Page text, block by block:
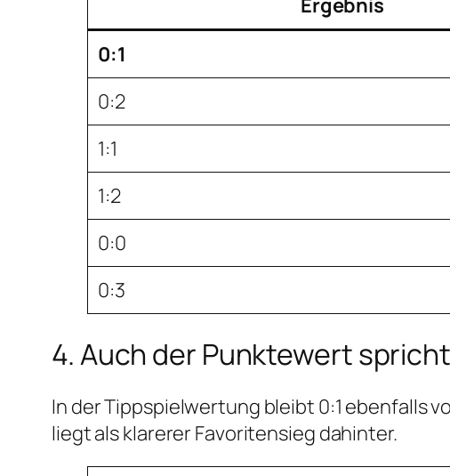
Ergebnis
0:1
0:2
1:1
1:2
0:0
0:3
4. Auch der Punktewert
In der Tippspielwertung bleibt 0:1 ebenfalls
liegt als klarerer Favoritensieg dahinter.